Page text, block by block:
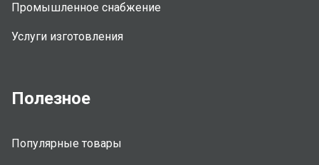
Промышленное снабжение
Услуги изготовления
Полезное
Популярные товары